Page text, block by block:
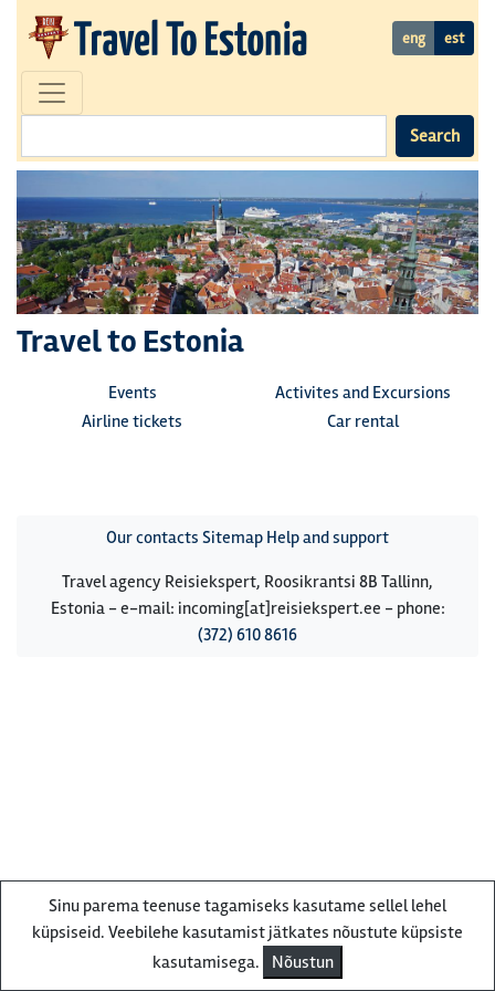
eng est
Search
Travel to Estonia
Events
Activites and Excursions
Airline tickets
Car rental
Our contacts Sitemap Help and support
Travel agency Reisiekspert, Roosikrantsi 8B Tallinn,
Estonia - e-mail: incoming[at]reisiekspert.ee - phone:
(372) 610 8616
Sinu parema teenuse tagamiseks kasutame sellel lehel
küpsiseid. Veebilehe kasutamist jätkates nõustute küpsiste
kasutamisega.
Nõustun